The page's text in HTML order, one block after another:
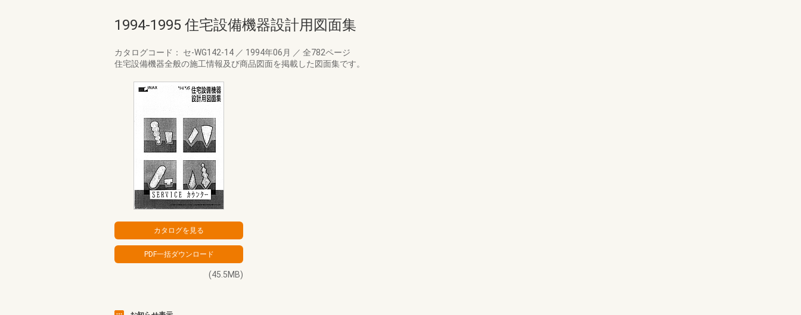
1994-1995 住宅設備機器設計用図面集
カタログコード： セ-WG142-14 ／ 1994年06月 ／ 全782ページ
住宅設備機器全般の施工情報及び商品図面を掲載した図面集です。
(45.5MB)